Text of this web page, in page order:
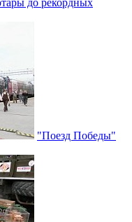
"Поезд Победы"